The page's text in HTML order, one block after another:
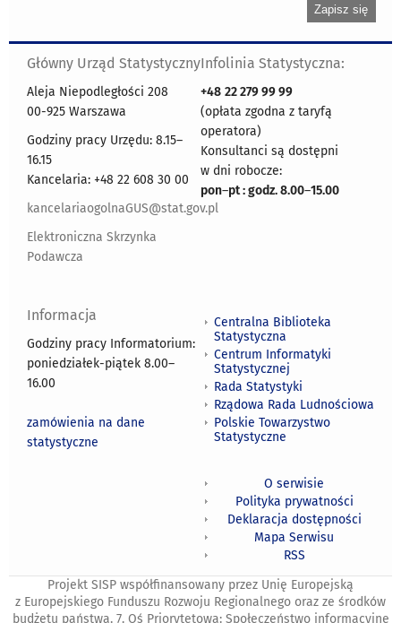
Główny Urząd Statystyczny
Aleja Niepodległości 208
00-925 Warszawa
Godziny pracy Urzędu: 8.15–
16.15
Kancelaria: +48 22 608 30 00
kancelariaogolnaGUS@stat.gov.pl
Elektroniczna Skrzynka
Podawcza
Infolinia Statystyczna:
+48 22 279 99 99
(opłata zgodna z taryfą
operatora)
Konsultanci są dostępni
w dni robocze:
pon–pt : godz. 8.00–15.00
Informacja
Godziny pracy Informatorium:
poniedziałek-piątek 8.00–
16.00
zamówienia na dane
statystyczne
Centralna Biblioteka
Statystyczna
Centrum Informatyki
Statystycznej
Rada Statystyki
Rządowa Rada Ludnościowa
Polskie Towarzystwo
Statystyczne
O serwisie
Polityka prywatności
Deklaracja dostępności
Mapa Serwisu
RSS
Projekt SISP współfinansowany przez Unię Europejską
z Europejskiego Funduszu Rozwoju Regionalnego oraz ze środków
budżetu państwa. 7. Oś Priorytetowa: Społeczeństwo informacyjne